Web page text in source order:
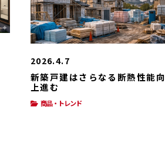
2026.4.7
新築戸建はさらなる断熱性能向
上進む
商品・トレンド